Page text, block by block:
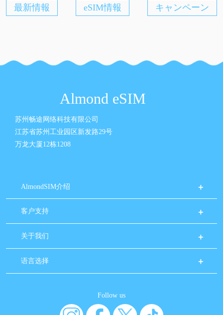
最新情報 eSIM情報 キャンペーン
Almond eSIM
苏州畅途网络科技有限公司
江苏省苏州工业园区新发路29号
万龙大厦12栋1208
AlmondSIM介绍
客户支持
关于我们
语言选择
Follow us